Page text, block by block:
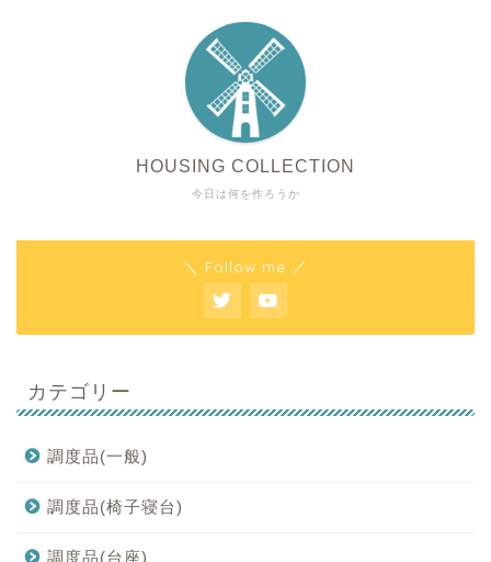
今日は何を作ろうか
HOUSING COLLECTION
＼ Follow me ／
カテゴリー
調度品(一般)
調度品(椅子寝台)
調度品(台座)